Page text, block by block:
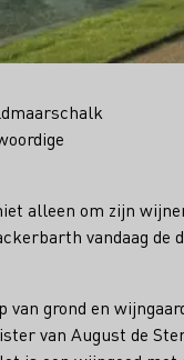
alleen om zijn
vandaag de
grond en
van August de